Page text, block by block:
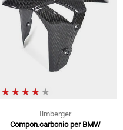
Ilmberger
Compon.carbonio per BMW